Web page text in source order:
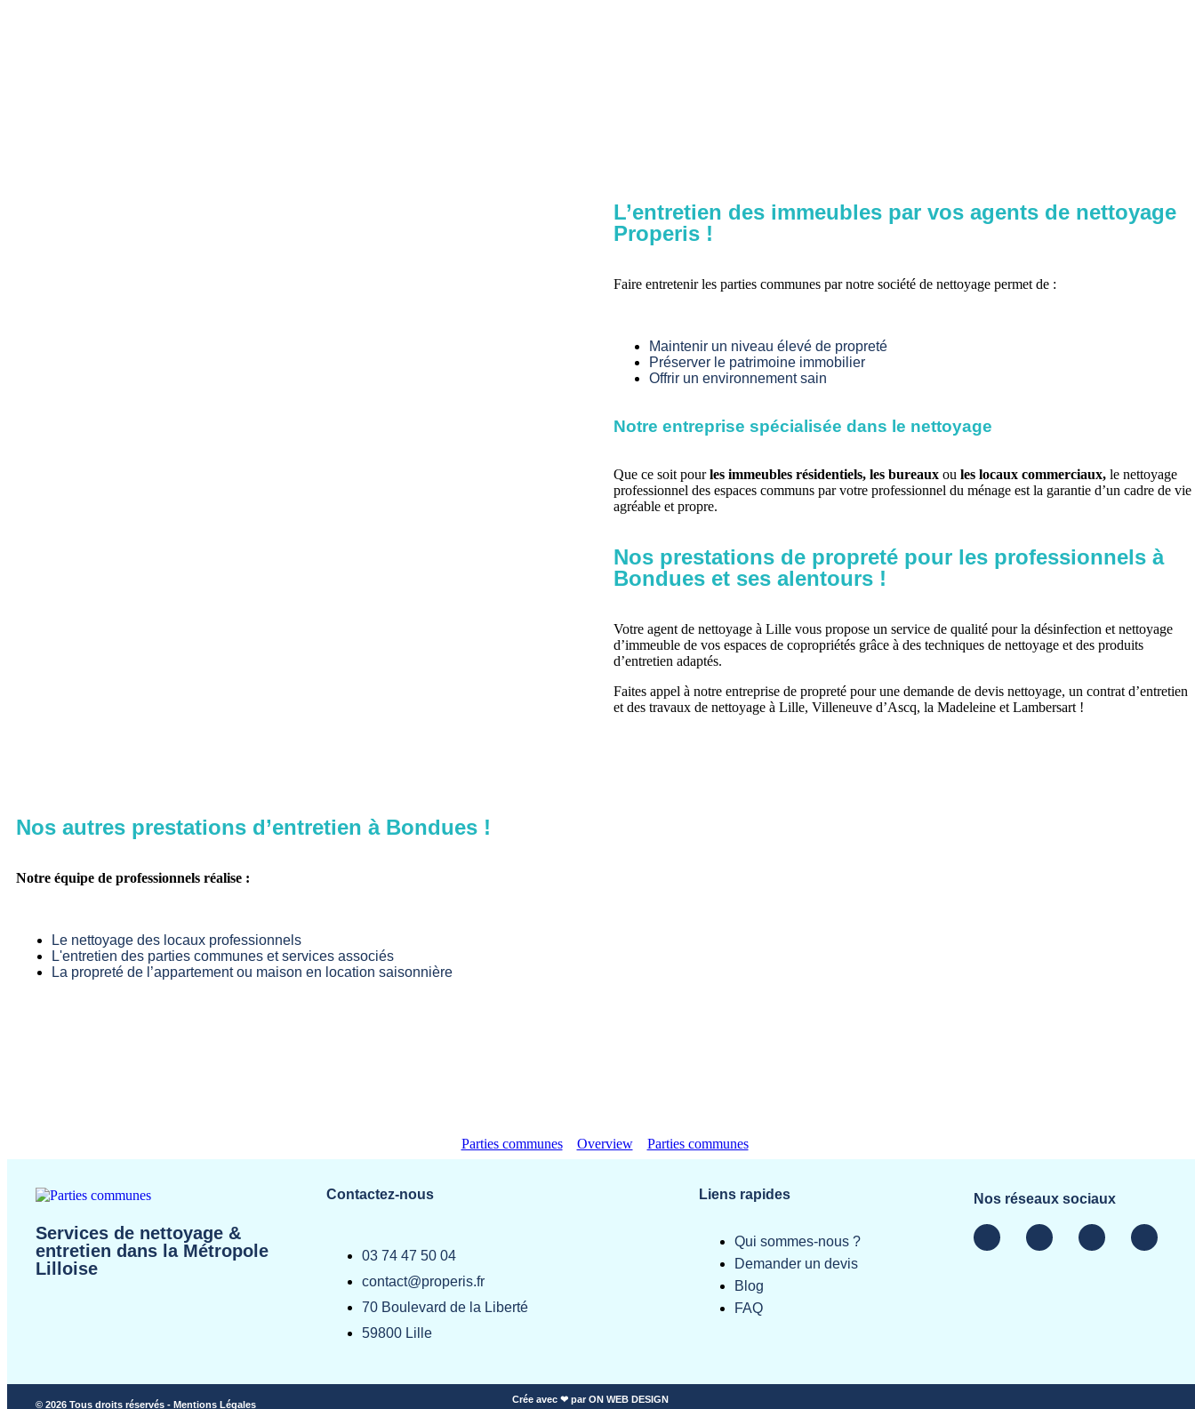
L’entretien des immeubles par vos agents de nettoyage
Properis !
Faire entretenir les parties communes par notre société de nettoyage permet de :
Maintenir un niveau élevé de propreté
Préserver le patrimoine immobilier
Offrir un environnement sain
Notre entreprise spécialisée dans le nettoyage
Que ce soit pourles immeubles résidentiels, les bureaux ou les locaux commerciaux, le nettoyage
professionnel des espaces communs par votre professionnel du ménage est la garantie d’un cadre de vie
agréable et propre.
Nos prestations de propreté pour les professionnels à
Bondues et ses alentours !
Votre agent de nettoyage à Lille vous propose un service de qualité pour la désinfection et nettoyage
d’immeuble de vos espaces de copropriétés grâce à des techniques de nettoyage et des produits
d’entretien adaptés.
Faites appel à notre entreprise de propreté pour une demande de devis nettoyage, un contrat d’entretien
et des travaux de nettoyage à Lille, Villeneuve d’Ascq, la Madeleine et Lambersart !
Nos autres prestations d’entretien à Bondues !
Notre équipe de professionnels réalise :
Le nettoyage des locaux professionnels
L'entretien des parties communes et services associés
La propreté de l’appartement ou maison en location saisonnière
Parties communes Overview Parties communes
Services de nettoyage &
entretien dans la Métropole
Lilloise
Contactez-nous
03 74 47 50 04
contact@properis.fr
70 Boulevard de la Liberté
59800 Lille
Liens rapides
Qui sommes-nous ?
Demander un devis
Blog
FAQ
Nos réseaux sociaux
© 2026 Tous droits réservés - Mentions Légales Crée avec ❤ par ON WEB DESIGN